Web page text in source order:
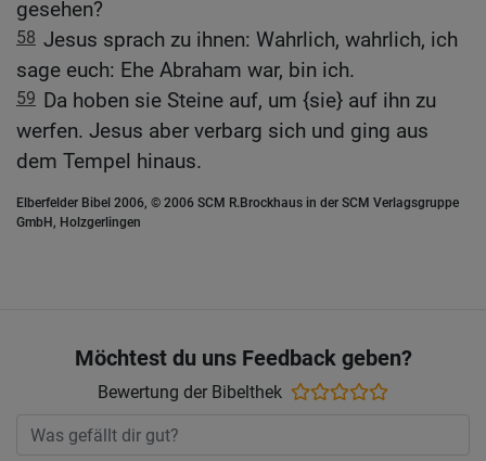
gesehen?
58 Jesus sprach zu ihnen: Wahrlich, wahrlich, ich
sage euch: Ehe Abraham war, bin ich.
59 Da hoben sie Steine auf, um {sie} auf ihn zu
werfen. Jesus aber verbarg sich und ging aus
dem Tempel hinaus.
Elberfelder Bibel 2006, © 2006 SCM R.Brockhaus in der SCM Verlagsgruppe
GmbH, Holzgerlingen
Möchtest du uns Feedback geben?
Bewertung der Bibelthek